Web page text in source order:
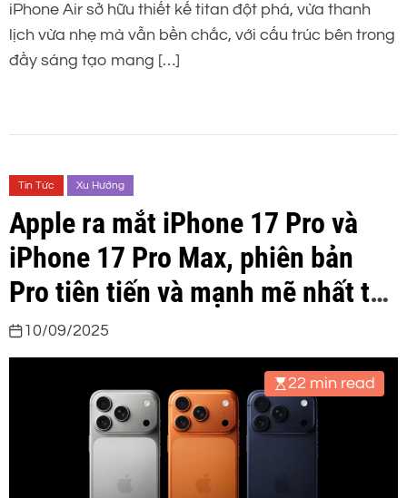
iPhone Air sở hữu thiết kế titan đột phá, vừa thanh
lịch vừa nhẹ mà vẫn bền chắc, với cấu trúc bên trong
đầy sáng tạo mang […]
Tin Tức Xu Hướng
Apple ra mắt iPhone 17 Pro và
iPhone 17 Pro Max, phiên bản
Pro tiên tiến và mạnh mẽ nhất từ
trước đến nay
10/09/2025
22 min read